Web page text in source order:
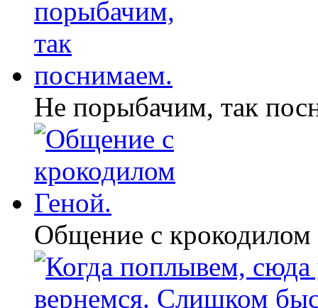
Не порыбачим, так
Общение с крокодилом